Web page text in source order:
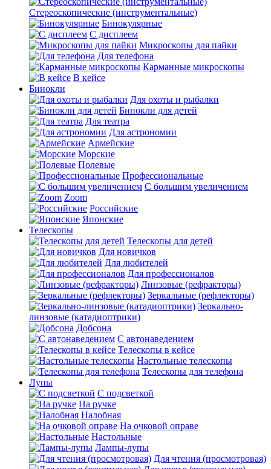
Стереоскопические (инструментальные)
Бинокулярные
С дисплеем
Микроскопы для пайки
Для телефона
Карманные микроскопы
В кейсе
Бинокли
Для охоты и рыбалки
Бинокли для детей
Для театра
Для астрономии
Армейские
Морские
Полевые
Профессиональные
С большим увеличением
Zoom
Российские
Японские
Телескопы
Телескопы для детей
Для новичков
Для любителей
Для профессионалов
Линзовые (рефракторы)
Зеркальные (рефлекторы)
Зеркально-
линзовые (катадиоптрики)
Добсона
С автонаведением
Телескопы в кейсе
Настольные телескопы
Телескопы для телефона
Лупы
С подсветкой
На ручке
Налобная
На очковой оправе
Настольные
Лампы-лупы
Для чтения (просмотровая)